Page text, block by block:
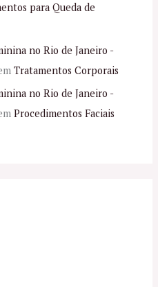
para Queda de
no Rio de Janeiro -
Tratamentos Corporais
no Rio de Janeiro -
Procedimentos Faciais